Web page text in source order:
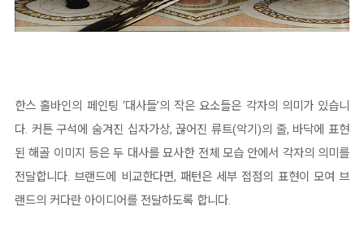
한스 홀바인의 페인팅 ‘대사들’의 작은 요소들은 각자의 의미가 있습니
다. 커튼 구석에 숨겨진 십자가상, 끊어진 류트(악기)의 줄, 바닥에 표현
된 해골 이미지 등은 두 대사를 묘사한 전체 모습 안에서 각자의 의미를
전달합니다. 브랜드에 비교한다면, 패턴은 세부 접점의 표현이 모여 브
랜드의 커다란 아이디어를 전달하도록 합니다.